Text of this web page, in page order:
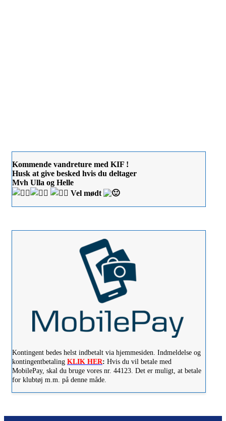
Kommende vandreture med KIF !
Husk at give besked hvis du deltager
Mvh Ulla og Helle
Vel mødt
Kontingent bedes helst indbetalt via hjemmesiden. Indmeldelse og
kontingentbetaling KLIK HER: Hvis du vil betale med
MobilePay, skal du bruge vores nr. 44123. Det er muligt, at betale
for klubtøj m.m. på denne måde.